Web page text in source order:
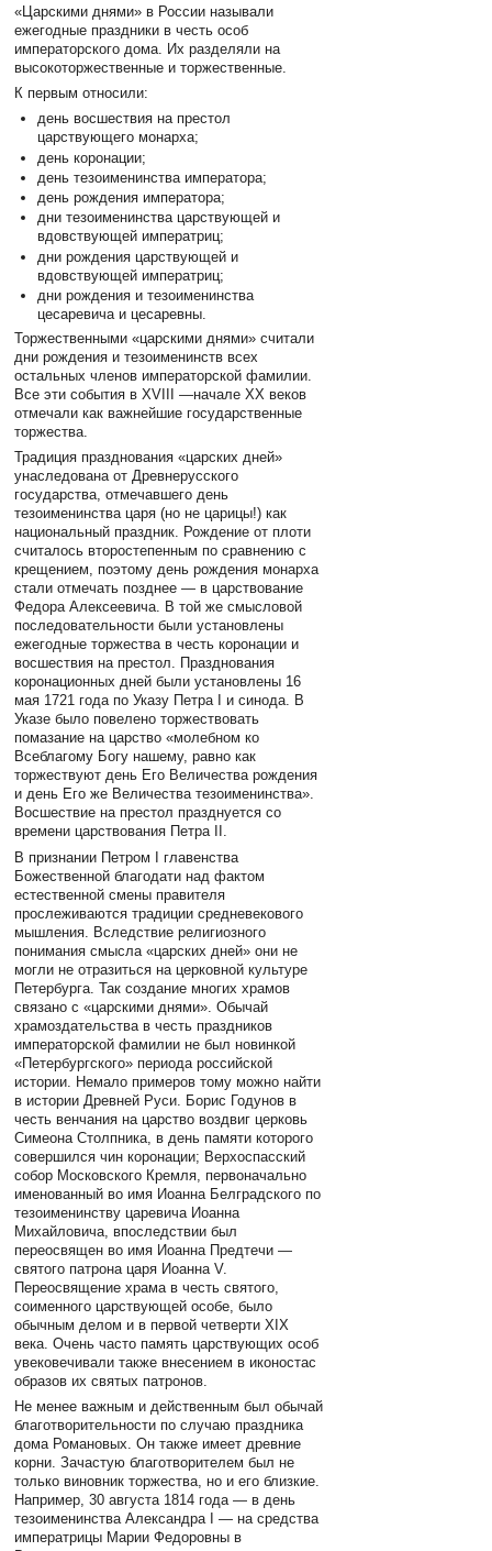
«Царскими днями» в России называли
ежегодные праздники в честь особ
императорского дома. Их разделяли на
высокоторжественные и торжественные.
К первым относили:
день восшествия на престол
царствующего монарха;
день коронации;
день тезоименинства императора;
день рождения императора;
дни тезоименинства царствующей и
вдовствующей императриц;
дни рождения царствующей и
вдовствующей императриц;
дни рождения и тезоименинства
цесаревича и цесаревны.
Торжественными «царскими днями» считали
дни рождения и тезоименинств всех
остальных членов императорской фамилии.
Все эти события в XVIII —начале XX веков
отмечали как важнейшие государственные
торжества.
Традиция празднования «царских дней»
унаследована от Древнерусского
государства, отмечавшего день
тезоименинства царя (но не царицы!) как
национальный праздник. Рождение от плоти
считалось второстепенным по сравнению с
крещением, поэтому день рождения монарха
стали отмечать позднее — в царствование
Федора Алексеевича. В той же смысловой
последовательности были установлены
ежегодные торжества в честь коронации и
восшествия на престол. Празднования
коронационных дней были установлены 16
мая 1721 года по Указу Петра I и синода. В
Указе было повелено торжествовать
помазание на царство «молебном ко
Всеблагому Богу нашему, равно как
торжествуют день Его Величества рождения
и день Его же Величества тезоименинства».
Восшествие на престол празднуется со
времени царствования Петра II.
В признании Петром I главенства
Божественной благодати над фактом
естественной смены правителя
прослеживаются традиции средневекового
мышления. Вследствие религиозного
понимания смысла «царских дней» они не
могли не отразиться на церковной культуре
Петербурга. Так создание многих храмов
связано с «царскими днями». Обычай
храмоздательства в честь праздников
императорской фамилии не был новинкой
«Петербургского» периода российской
истории. Немало примеров тому можно найти
в истории Древней Руси. Борис Годунов в
честь венчания на царство воздвиг церковь
Симеона Столпника, в день памяти которого
совершился чин коронации; Верхоспасский
собор Московского Кремля, первоначально
именованный во имя Иоанна Белградского по
тезоименинству царевича Иоанна
Михайловича, впоследствии был
переосвящен во имя Иоанна Предтечи —
святого патрона царя Иоанна V.
Переосвящение храма в честь святого,
соименного царствующей особе, было
обычным делом и в первой четверти XIX
века. Очень часто память царствующих особ
увековечивали также внесением в иконостас
образов их святых патронов.
Не менее важным и действенным был обычай
благотворительности по случаю праздника
дома Романовых. Он также имеет древние
корни. Зачастую благотворителем был не
только виновник торжества, но и его близкие.
Например, 30 августа 1814 года — в день
тезоименинства Александра I — на средства
императрицы Марии Федоровны в